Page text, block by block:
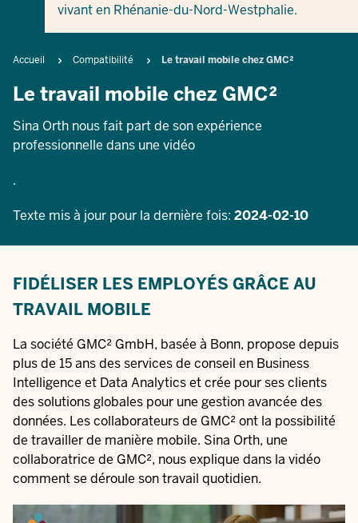
vivant en Rhénanie-du-Nord-Westphalie.
Breadcrumb
Accueil Compatibilité Le travail mobile chez GMC²
Le travail mobile chez GMC²
Sina Orth nous fait part de son expérience
professionnelle dans une vidéo
.
Texte mis à jour pour la dernière fois: 2024-02-10
FIDÉLISER LES EMPLOYÉS GRÂCE AU
TRAVAIL MOBILE
La société GMC² GmbH, basée à Bonn, propose depuis
plus de 15 ans des services de conseil en Business
Intelligence et Data Analytics et crée pour ses clients
des solutions globales pour une gestion avancée des
données. Les collaborateurs de GMC² ont la possibilité
de travailler de manière mobile. Sina Orth, une
collaboratrice de GMC², nous explique dans la vidéo
comment se déroule son travail quotidien.
Video